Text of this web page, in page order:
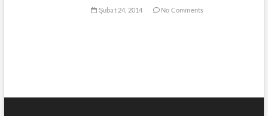
Şubat 24, 2014 No Comments